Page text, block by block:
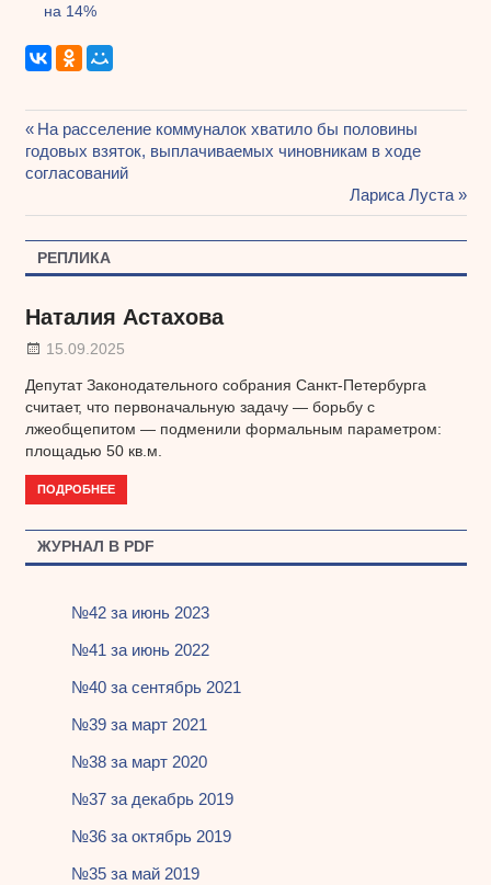
на 14%
Навигация
по
записям
Предыдущая
запись:
На расселение коммуналок хватило бы половины
годовых взяток, выплачиваемых чиновникам в ходе
согласований
Следующая
запись:
Лариса Луста
РЕПЛИКА
Наталия Астахова
15.09.2025
Депутат Законодательного собрания Санкт-Петербурга
считает, что первоначальную задачу — борьбу с
лжеобщепитом — подменили формальным параметром:
площадью 50 кв.м.
ПОДРОБНЕЕ
ЖУРНАЛ В PDF
№42 за июнь 2023
№41 за июнь 2022
№40 за сентябрь 2021
№39 за март 2021
№38 за март 2020
№37 за декабрь 2019
№36 за октябрь 2019
№35 за май 2019